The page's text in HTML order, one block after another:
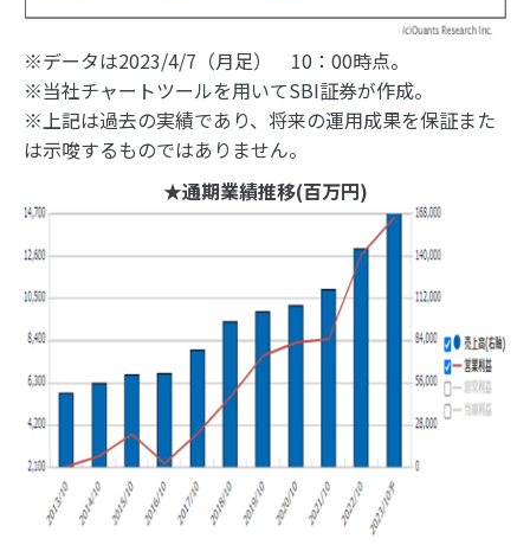
※データは2023/4/7（月足） 10：00時点。
※当社チャートツールを用いてSBI証券が作成。
※上記は過去の実績であり、将来の運用成果を保証また
は示唆するものではありません。
★通期業績推移(百万円)